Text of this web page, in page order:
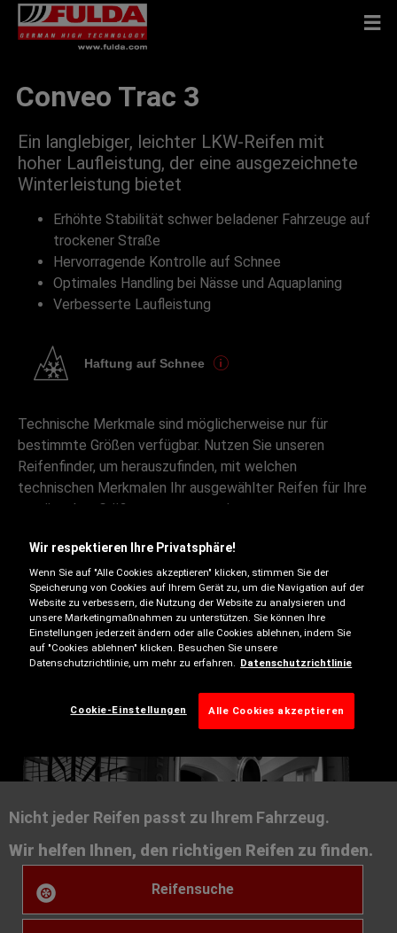
Conveo Trac 3
Ein langlebiger, leichter LKW-Reifen mit
hoher Laufleistung, der eine ausgezeichnete
Winterleistung bietet
Erhöhte Stabilität schwer beladener Fahrzeuge auf
trockener Straße
Hervorragende Kontrolle auf Schnee
Optimales Handling bei Nässe und Aquaplaning
Verbesserte Laufleistung
Haftung auf Schnee
Technische Merkmale sind möglicherweise nur für
bestimmte Größen verfügbar. Nutzen Sie unseren
Reifenfinder, um herauszufinden, mit welchen
technischen Merkmalen Ihr ausgewählter Reifen für Ihre
gewünschte Größe ausgestattet ist.
Winterreifen
Nicht jeder Reifen passt zu Ihrem Fahrzeug.
Wir helfen Ihnen, den richtigen Reifen zu finden.
Reifensuche
Wir respektieren Ihre Privatsphäre!
Wenn Sie auf "Alle Cookies akzeptieren" klicken, stimmen Sie der
Speicherung von Cookies auf Ihrem Gerät zu, um die Navigation auf der
Website zu verbessern, die Nutzung der Website zu analysieren und
unsere Marketingmaßnahmen zu unterstützen. Sie können Ihre
Einstellungen jederzeit ändern oder alle Cookies ablehnen, indem Sie
auf "Cookies ablehnen" klicken. Besuchen Sie unsere
Datenschutzrichtlinie, um mehr zu erfahren.
Datenschutzrichtlinie
Cookie-Einstellungen Alle Cookies akzeptieren